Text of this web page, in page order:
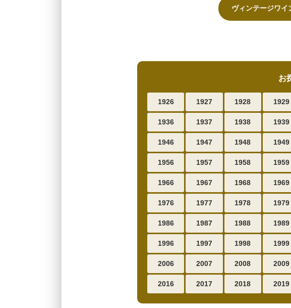
ヴィンテージワイ
お
1926 1927 1928 1929
1936 1937 1938 1939
1946 1947 1948 1949
1956 1957 1958 1959
1966 1967 1968 1969
1976 1977 1978 1979
1986 1987 1988 1989
1996 1997 1998 1999
2006 2007 2008 2009
2016 2017 2018 2019